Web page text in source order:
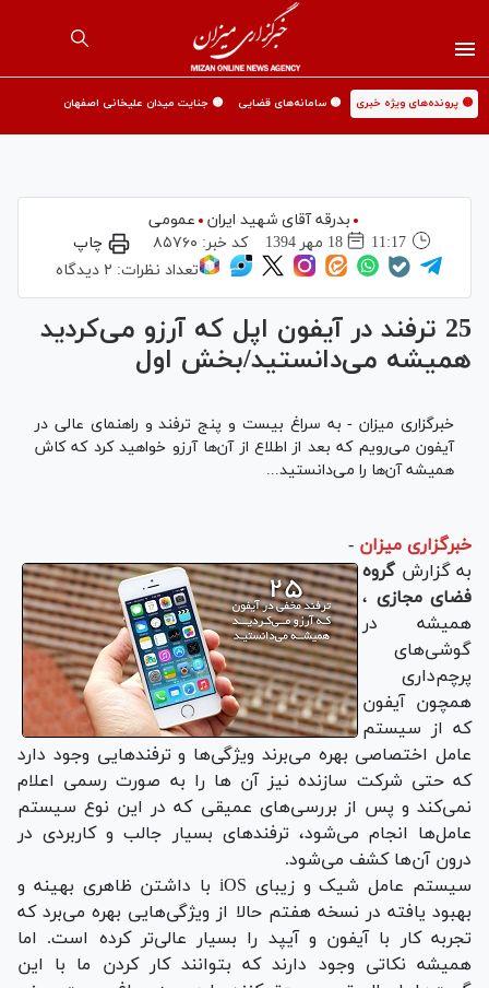
🟡 پرونده‌های ویژه خبری 🟡 سامانه‌های قضایی 🟡 جنایت میدان علیخانی اصفهان
بدرقه آقای شهید ایران
عمومی
11:17
18 مهر 1394 کد خبر: ۸۵۷۶۰
چاپ
تعداد نظرات: ۲ دیدگاه
25 ترفند در آیفون اپل که آرزو می‌کردید
همیشه می‌دانستید/بخش اول
خبرگزاری میزان - به سراغ بیست و پنج ترفند و راهنمای عالی در
آیفون می‌رویم که بعد از اطلاع از آن‌ها آرزو خواهید کرد که کاش
همیشه آن‌ها را می‌دانستید...
خبرگزاری میزان -
به گزارشگروه
فضای مجازی ،
همیشه در
گوشی‌های
پرچم‌داری
همچون آیفون
که از سیستم
عامل اختصاصی بهره می‌برند ویژگی‌ها و ترفند‌هایی وجود دارد
که حتی شرکت سازنده نیز آن ها را به صورت رسمی اعلام
نمی‌کند و پس از بررسی‌های عمیقی که در این نوع سیستم
عامل‌ها انجام می‌شود، ترفند‌های بسیار جالب و کاربردی در
درون آن‌ها کشف می‌شود.
سیستم عامل شیک و زیبای iOS با داشتن ظاهری بهینه و
بهبود یافته در نسخه هفتم حالا از ویژگی‌هایی بهره می‌برد که
تجربه کار با آیفون و آیپد را بسیار عالی‌تر کرده است. اما
همیشه نکاتی وجود دارند که بتوانند کار کردن ما با این